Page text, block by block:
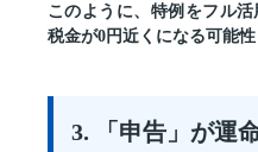
このように、特例をフル
税金が0円近くになる可能性
3. 「申告」が運